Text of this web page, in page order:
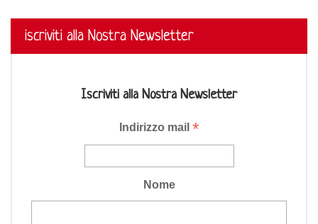
iscriviti alla Nostra Newsletter
Iscriviti alla Nostra Newsletter
Indirizzo mail *
Nome